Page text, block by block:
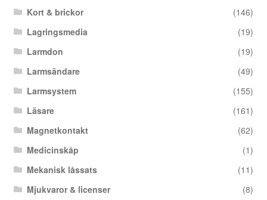
Kort & brickor
(146)
Lagringsmedia
(19)
Larmdon
(19)
Larmsändare
(49)
Larmsystem
(155)
Läsare
(161)
Magnetkontakt
(62)
Medicinskåp
(1)
Mekanisk låssats
(11)
Mjukvaror & licenser
(8)